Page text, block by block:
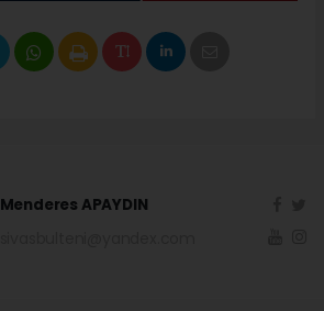
Menderes APAYDIN